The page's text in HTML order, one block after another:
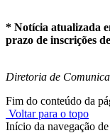
* Notícia atualizada
prazo de inscrições
Diretoria de
Fim do conteúdo da
Voltar para o topo
Início da navegação